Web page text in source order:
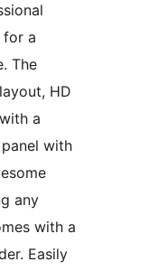
for a
The
HD
a
with
any
with a
Easily